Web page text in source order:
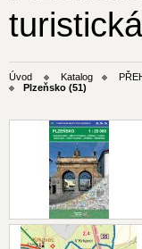
Úvod Katalog
Plzeňsko (51)